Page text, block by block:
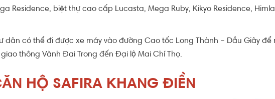
Residence, biệt thự cao cấp Lucasta, Mega Ruby, Kikyo Residence,
dân có thể đi được xe máy vào đường Cao tốc Long Thành – Dầu Giây
thông Vành Đai Trong đến Đại lộ Mai Chí Thọ.
HỘ SAFIRA KHANG ĐIỀN